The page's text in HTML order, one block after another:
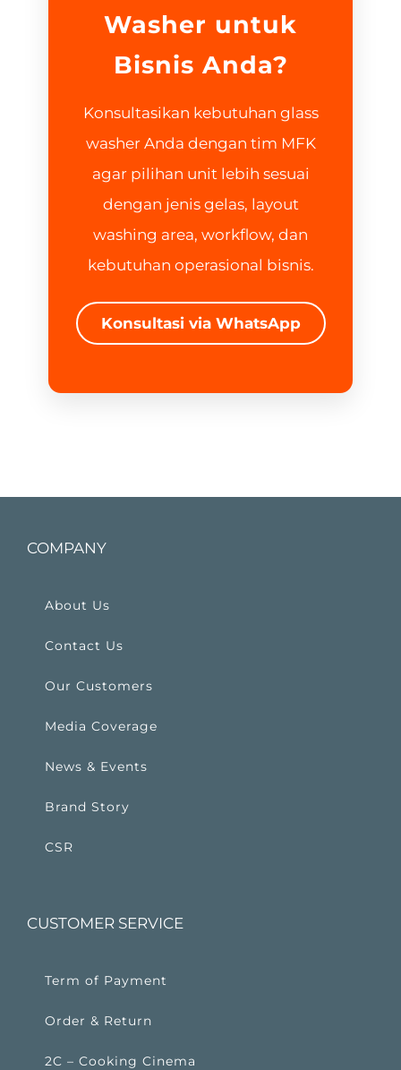
Washer untuk
Bisnis Anda?
Konsultasikan kebutuhan glass
washer Anda dengan tim MFK
agar pilihan unit lebih sesuai
dengan jenis gelas, layout
washing area, workflow, dan
kebutuhan operasional bisnis.
Konsultasi via WhatsApp
COMPANY
About Us
Contact Us
Our Customers
Media Coverage
News & Events
Brand Story
CSR
CUSTOMER SERVICE
Term of Payment
Order & Return
2C – Cooking Cinema